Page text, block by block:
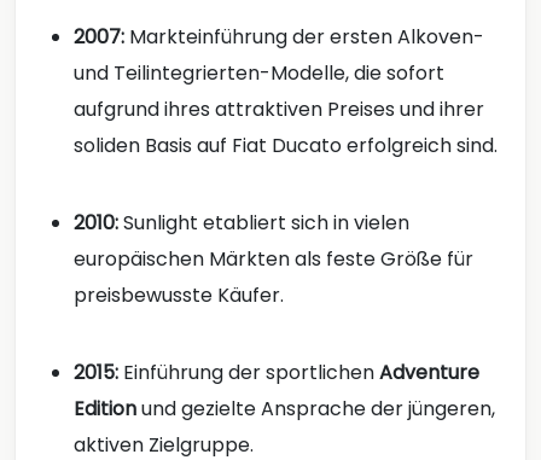
2007: Markteinführung der ersten Alkoven-
und Teilintegrierten-Modelle, die sofort
aufgrund ihres attraktiven Preises und ihrer
soliden Basis auf Fiat Ducato erfolgreich sind.
2010:Sunlight etabliert sich in vielen
europäischen Märkten als feste Größe für
preisbewusste Käufer.
2015: Einführung der sportlichenAdventure
Editionund gezielte Ansprache der jüngeren,
aktiven Zielgruppe.